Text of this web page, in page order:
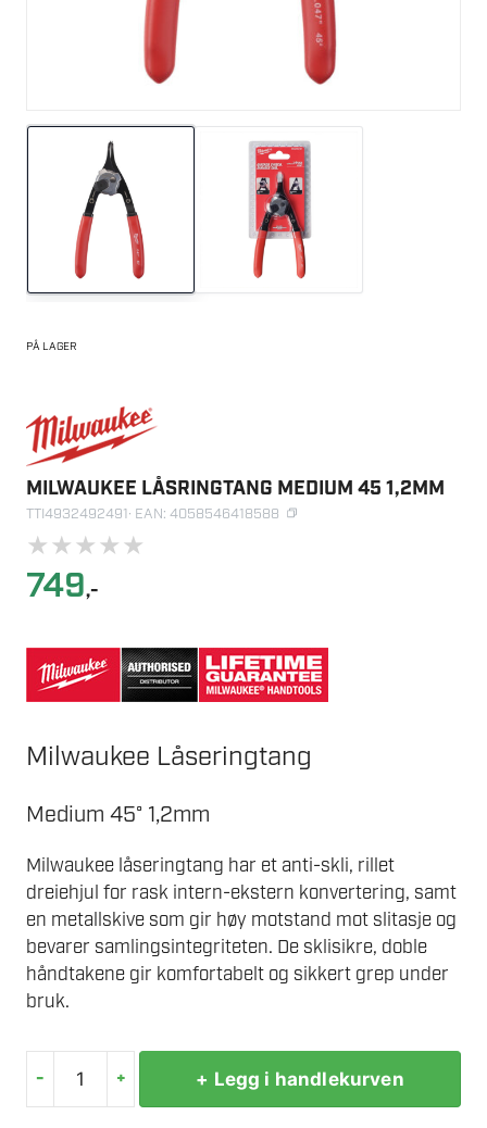
PÅ LAGER
MILWAUKEE LÅSRINGTANG MEDIUM 45 1,2MM
TTI4932492491· EAN: 4058546418588
★★★★★
749,-
Milwaukee Låseringtang
Medium 45° 1,2mm
Milwaukee låseringtang har et anti-skli, rillet
dreiehjul for rask intern-ekstern konvertering, samt
en metallskive som gir høy motstand mot slitasje og
bevarer samlingsintegriteten. De sklisikre, doble
håndtakene gir komfortabelt og sikkert grep under
bruk.
-
MILWAUKEE
+ + Legg i handlekurven